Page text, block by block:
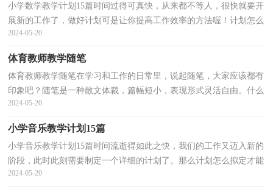
小学数学教学计划15篇时间过得可真快，从来都不等人，很快就要开
展新的工作了，做好计划可是让你提高工作效率的方法喔！计划怎么
写才不会流于形式呢？以下是小编精心整理的小学数学教...
2024-05-20
体育教师教学随笔
体育教师教学随笔在学习和工作的日常里，说起随笔，大家应该都有
印象吧？随笔是一种散文体裁，篇幅短小，表现形式灵活自由。什么
样的随笔才算得上是好的随笔呢？下面是小编精心整理的体...
2024-05-20
小学音乐教学计划15篇
小学音乐教学计划15篇时间流逝得如此之快，我们的工作又迈入新的
阶段，此时此刻需要制定一个详细的计划了。那么计划怎么拟定才能
发挥它最大的作用呢？以下是小编整理的小学音乐教...
2024-05-20